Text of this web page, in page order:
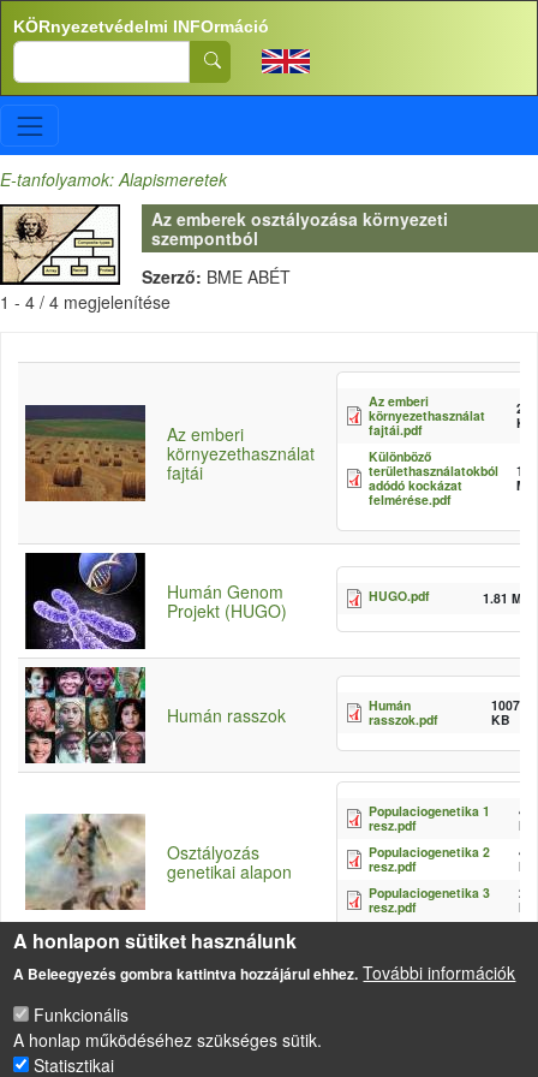
Ugrás a tartalomra
KÖRnyezetvédelmi INFOrmáció
Search
E-tanfolyamok: Alapismeretek
Az emberek osztályozása környezeti
szempontból
Szerző: BME ABÉT
1 - 4 / 4 megjelenítése
Az emberi
környezethasználat
fajtái
Az emberi
környezethasználat
fajtái.pdf
KB
Különböző
területhasználatokból
adódó kockázat
felmérése.pdf
MB
Humán Genom
Projekt (HUGO)
HUGO.pdf 1.81 MB
Humán rasszok
Humán
rasszok.pdf
1007.15
KB
Osztályozás
genetikai alapon
Populaciogenetika 1
resz.pdf
MB
Populaciogenetika 2
resz.pdf
MB
Populaciogenetika 3
resz.pdf
MB
A honlapon sütiket használunk
A Beleegyezés gombra kattintva hozzájárul ehhez. További információk
Funkcionális
A honlap működéséhez szükséges sütik.
Statisztikai